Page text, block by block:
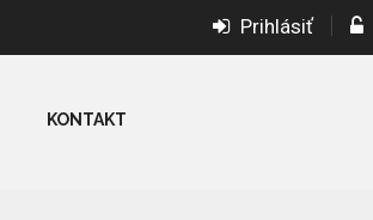
Prihlásiť
KONTAKT